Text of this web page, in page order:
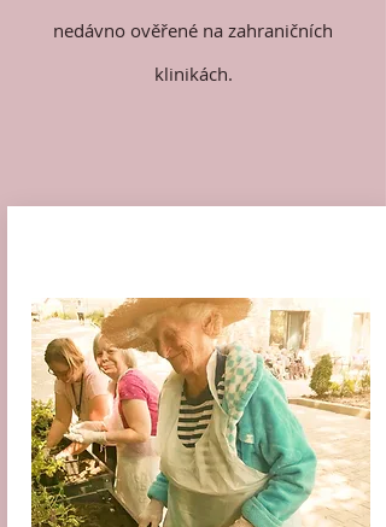
nedávno ověřené na zahraničních
klinikách.